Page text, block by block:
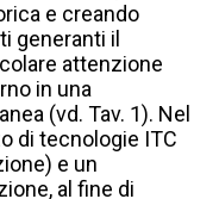
e creando
generanti il
attenzione
in una
(vd. Tav. 1). Nel
di tecnologie ITC
e un
al fine di